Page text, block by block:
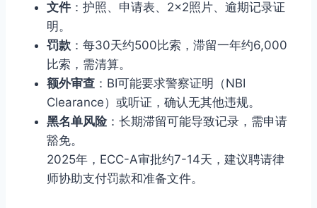
文件 ：护照、申请表、2×2照片、逾期记录证
明。
罚款 ：每30天约500比索，滞留一年约6,000
比索，需清算。
额外审查 ：BI可能要求警察证明（NBI
Clearance）或听证，确认无其他违规。
黑名单风险：长期滞留可能导致记录，需申请
豁免。
2025年，ECC-A审批约7-14天，建议聘请律
师协助支付罚款和准备文件。